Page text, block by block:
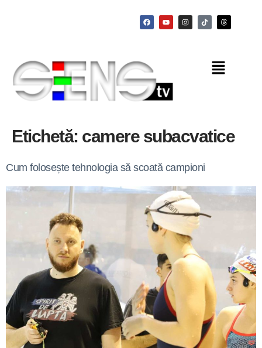
Etichetă: camere subacvatice
Cum folosește tehnologia să scoată campioni